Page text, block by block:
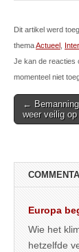
Dit artikel werd
themaActueel
Je kan de reacties
momenteel niet
Post
navigation
←
weer veilig op
Europa
Wie het
hetzelfde